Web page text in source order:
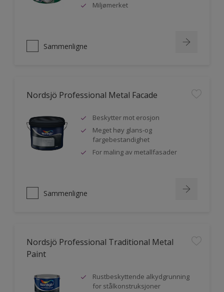
Miljømerket
Sammenligne
Nordsjö Professional Metal Facade
Beskytter mot erosjon
Meget høy glans-og
fargebestandighet
For maling av metallfasader
Sammenligne
Nordsjö Professional Traditional Metal
Paint
Rustbeskyttende alkydgrunning
for stålkonstruksjoner